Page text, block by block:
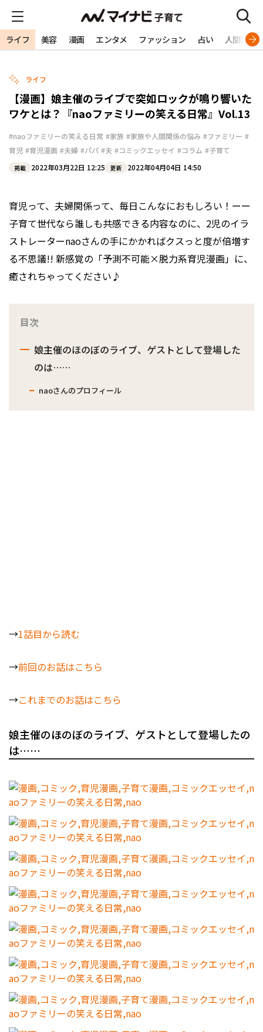
ライフ 美容 漫画 エンタメ ファッション 占い 人間関係
ライフ
【漫画】娘主催のライブで突如ロックが鳴り響いた
ワケとは？『naoファミリーの笑える日常』Vol.13
#naoファミリーの笑える日常 #家族 #家族や人間関係の悩み #ファミリー #
育児 #育児漫画 #夫婦 #パパ #夫 #コミックエッセイ #コラム #子育て
掲載 2022年03月22日 12:25 更新 2022年04月04日 14:50
育児って、夫婦関係って、毎日こんなにおもしろい！ーー
子育て世代なら誰しも共感できる内容なのに、2児のイラ
ストレーターnaoさんの手にかかればクスっと度が倍増す
る不思議!! 新感覚の「予測不可能×脱力系育児漫画」に、
癒されちゃってください♪
目次
娘主催のほのぼのライブ、ゲストとして登場した
のは……
naoさんのプロフィール
→1話目から読む
→前回のお話はこちら
→これまでのお話はこちら
娘主催のほのぼのライブ、ゲストとして登場したの
は……